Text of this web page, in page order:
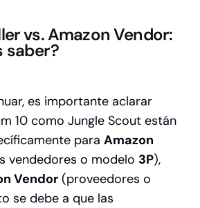
vs. Amazon Vendor:
saber?
es importante aclarar
10 como Jungle Scout están
para Amazon
vendedores o modelo 3P),
Vendor (proveedores o
se debe a que las